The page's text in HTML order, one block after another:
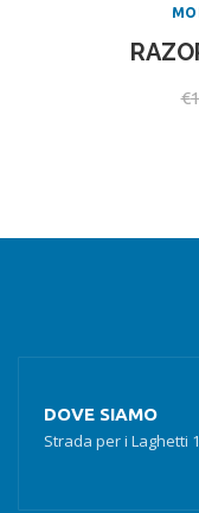
€
DOVE SIAMO
Strada per i Laghetti